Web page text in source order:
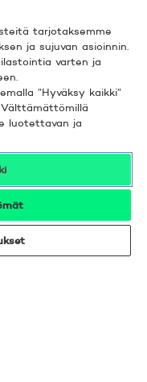
tarjotaksemme
ja sujuvan asioinnin.
varten ja
”Hyväksy kaikki”
luotettavan ja